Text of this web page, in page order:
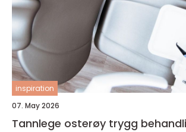
inspiration
07. May 2026
Tannlege osterøy